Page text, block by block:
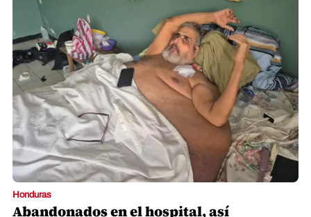
Honduras
Abandonados en el hospital, así